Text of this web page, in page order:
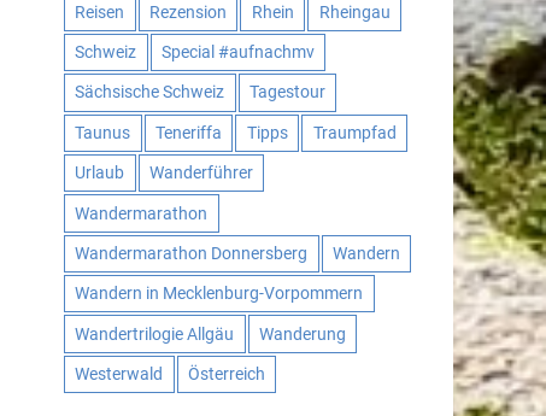
Reisen Rezension Rhein Rheingau
Schweiz Special #aufnachmv
Sächsische Schweiz Tagestour
Taunus Teneriffa Tipps Traumpfad
Urlaub Wanderführer
Wandermarathon
Wandermarathon Donnersberg Wandern
Wandern in Mecklenburg-Vorpommern
Wandertrilogie Allgäu Wanderung
Westerwald Österreich